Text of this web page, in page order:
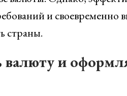
и своевременно
страны.
валюту и